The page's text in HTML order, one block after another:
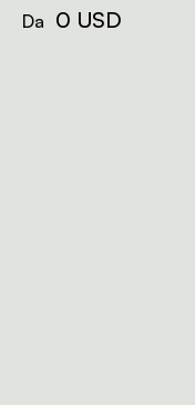
Da 0 USD